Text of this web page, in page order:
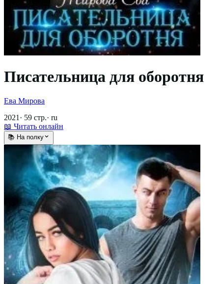
Писательница для оборотня
Ева Мирова
2021 · 59 стр.· ru
📖 Читать онлайн
📚 На полку